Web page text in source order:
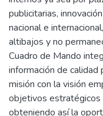
publicitarias,
nacional e
altibajos y no
Cuadro de Mando
información de calidad
misión con la visión
objetivos estratégicos
obteniendo así la